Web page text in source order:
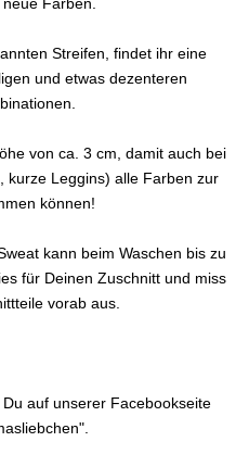
Streifen, findet ihr eine
und etwas dezenteren
von ca. 3 cm, damit auch bei
kurze Leggins) alle Farben zur
können!
kann beim Waschen bis zu
für Deinen Zuschnitt und miss
vorab aus.
auf unserer Facebookseite